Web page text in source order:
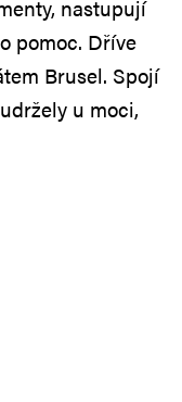
nastupují
pomoc. Dříve
Brusel. Spojí
u moci,